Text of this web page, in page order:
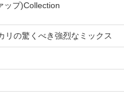
ップ)Collection
リの驚くべき強烈なミックス